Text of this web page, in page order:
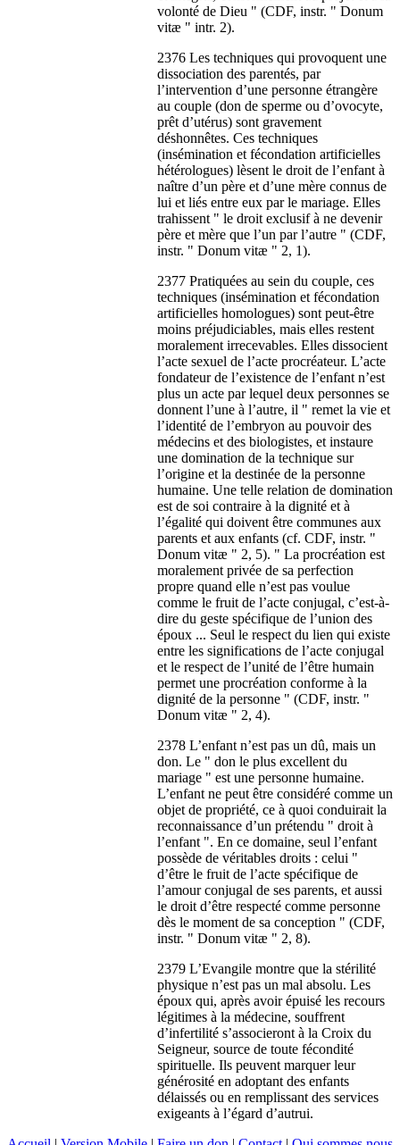
volonté de Dieu " (CDF, instr. " Donum
vitæ " intr. 2).
2376 Les techniques qui provoquent une
dissociation des parentés, par
l’intervention d’une personne étrangère
au couple (don de sperme ou d’ovocyte,
prêt d’utérus) sont gravement
déshonnêtes. Ces techniques
(insémination et fécondation artificielles
hétérologues) lèsent le droit de l’enfant à
naître d’un père et d’une mère connus de
lui et liés entre eux par le mariage. Elles
trahissent " le droit exclusif à ne devenir
père et mère que l’un par l’autre " (CDF,
instr. " Donum vitæ " 2, 1).
2377 Pratiquées au sein du couple, ces
techniques (insémination et fécondation
artificielles homologues) sont peut-être
moins préjudiciables, mais elles restent
moralement irrecevables. Elles dissocient
l’acte sexuel de l’acte procréateur. L’acte
fondateur de l’existence de l’enfant n’est
plus un acte par lequel deux personnes se
donnent l’une à l’autre, il " remet la vie et
l’identité de l’embryon au pouvoir des
médecins et des biologistes, et instaure
une domination de la technique sur
l’origine et la destinée de la personne
humaine. Une telle relation de domination
est de soi contraire à la dignité et à
l’égalité qui doivent être communes aux
parents et aux enfants (cf. CDF, instr. "
Donum vitæ " 2, 5). " La procréation est
moralement privée de sa perfection
propre quand elle n’est pas voulue
comme le fruit de l’acte conjugal, c’est-à-
dire du geste spécifique de l’union des
époux ... Seul le respect du lien qui existe
entre les significations de l’acte conjugal
et le respect de l’unité de l’être humain
permet une procréation conforme à la
dignité de la personne " (CDF, instr. "
Donum vitæ " 2, 4).
2378 L’enfant n’est pas un dû, mais un
don. Le " don le plus excellent du
mariage " est une personne humaine.
L’enfant ne peut être considéré comme un
objet de propriété, ce à quoi conduirait la
reconnaissance d’un prétendu " droit à
l’enfant ". En ce domaine, seul l’enfant
possède de véritables droits : celui "
d’être le fruit de l’acte spécifique de
l’amour conjugal de ses parents, et aussi
le droit d’être respecté comme personne
dès le moment de sa conception " (CDF,
instr. " Donum vitæ " 2, 8).
2379 L’Evangile montre que la stérilité
physique n’est pas un mal absolu. Les
époux qui, après avoir épuisé les recours
légitimes à la médecine, souffrent
d’infertilité s’associeront à la Croix du
Seigneur, source de toute fécondité
spirituelle. Ils peuvent marquer leur
générosité en adoptant des enfants
délaissés ou en remplissant des services
exigeants à l’égard d’autrui.